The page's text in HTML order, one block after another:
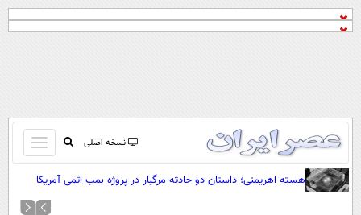
نسخه اصلی
باز
و
بسته
کردن
صفحه اول
هسته اهریمنی؛ داستان دو حادثه مرگبار در پروژه بمب اتمی آمریکا